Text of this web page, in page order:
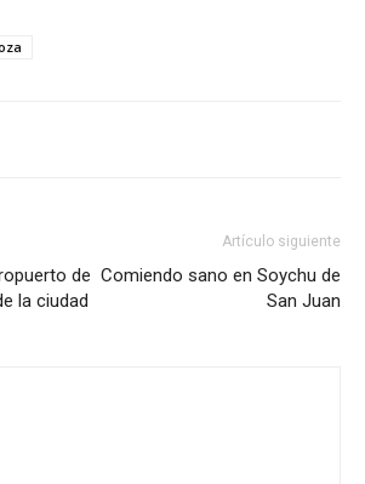
de
la ciudad
Artículo siguiente
Comiendo sano en Soychu de
San Juan